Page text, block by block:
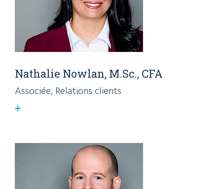
Nathalie Nowlan, M.Sc., CFA
Associée, Relations clients